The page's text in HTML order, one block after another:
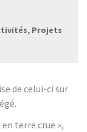
Projets
de celui-ci sur
terre crue »,